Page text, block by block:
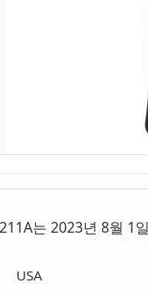
는 2023년 8월 1
USA